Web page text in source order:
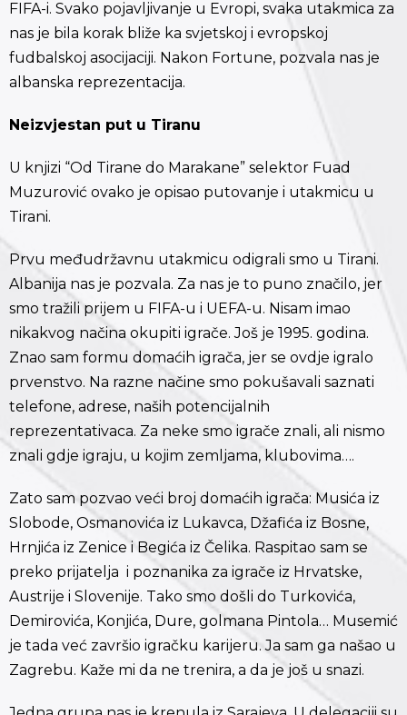
FIFA-i. Svako pojavljivanje u Evropi, svaka utakmica za
nas je bila korak bliže ka svjetskoj i evropskoj
fudbalskoj asocijaciji. Nakon Fortune, pozvala nas je
albanska reprezentacija.
Neizvjestan put u Tiranu
U knjizi “Od Tirane do Marakane” selektor Fuad
Muzurović ovako je opisao putovanje i utakmicu u
Tirani.
Prvu međudržavnu utakmicu odigrali smo u Tirani.
Albanija nas je pozvala. Za nas je to puno značilo, jer
smo tražili prijem u FIFA-u i UEFA-u. Nisam imao
nikakvog načina okupiti igrače. Još je 1995. godina.
Znao sam formu domaćih igrača, jer se ovdje igralo
prvenstvo. Na razne načine smo pokušavali saznati
telefone, adrese, naših potencijalnih
reprezentativaca. Za neke smo igrače znali, ali nismo
znali gdje igraju, u kojim zemljama, klubovima….
Zato sam pozvao veći broj domaćih igrača: Musića iz
Slobode, Osmanovića iz Lukavca, Džafića iz Bosne,
Hrnjića iz Zenice i Begića iz Čelika. Raspitao sam se
preko prijatelja i poznanika za igrače iz Hrvatske,
Austrije i Slovenije. Tako smo došli do Turkovića,
Demirovića, Konjića, Dure, golmana Pintola… Musemić
je tada već završio igračku karijeru. Ja sam ga našao u
Zagrebu. Kaže mi da ne trenira, a da je još u snazi.